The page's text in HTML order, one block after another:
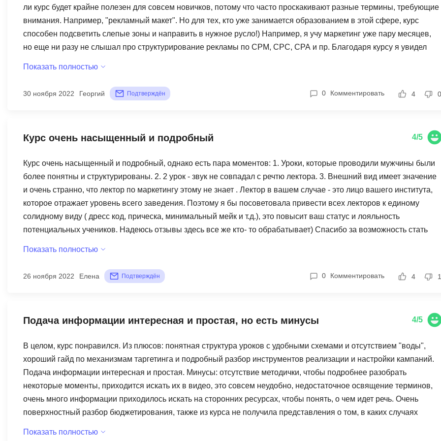
ли курс будет крайне полезен для совсем новичков, потому что часто проскакивают разные термины, требующие
внимания. Например, "рекламный макет". Но для тех, кто уже занимается образованием в этой сфере, курс
способен подсветить слепые зоны и направить в нужное русло!) Например, я учу маркетинг уже пару месяцев,
но еще ни разу не слышал про структурирование рекламы по CPM, CPC, CPA и пр. Благодаря курсу я увидел
Показать полностью
30 ноября 2022 Георгий Подтверждён 0 Комментировать 4 0
Курс очень насыщенный и подробный 4/5
Курс очень насыщенный и подробный, однако есть пара моментов: 1. Уроки, которые проводили мужчины были
более понятны и структурированы. 2. 2 урок - звук не совпадал с речтю лектора. 3. Внешний вид имеет значение
и очень странно, что лектор по маркетингу этому не знает . Лектор в вашем случае - это лицо вашего института,
которое отражает уровень всего заведения. Поэтому я бы посоветовала привести всех лекторов к единому
солидному виду ( дресс код, прическа, минимальный мейк и т.д.), это повысит ваш статус и лояльность
потенциальных учеников. Надеюсь отзывы здесь все же кто- то обрабатывает) Спасибо за возможность стать
Показать полностью
26 ноября 2022 Елена Подтверждён 0 Комментировать 4 1
Подача информации интересная и простая, но есть минусы 4/5
В целом, курс понравился. Из плюсов: понятная структура уроков с удобными схемами и отсутствием "воды",
хороший гайд по механизмам таргетинга и подробный разбор инструментов реализации и настройки кампаний.
Подача информации интересная и простая. Минусы: отсутствие методички, чтобы подробнее разобрать
некоторые моменты, приходится искать их в видео, это совсем неудобно, недостаточное освящение терминов,
очень много информации приходилось искать на сторонних ресурсах, чтобы понять, о чем идет речь. Очень
поверхностный разбор бюджетирования, также из курса не получила представления о том, в каких случаях
Показать полностью